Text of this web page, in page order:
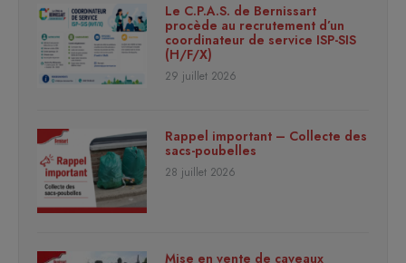
Le C.P.A.S. de Bernissart
procède au recrutement d’un
coordinateur de service ISP-SIS
(H/F/X)
29 juillet 2026
Rappel important – Collecte des
sacs-poubelles
28 juillet 2026
Mise en vente de caveaux